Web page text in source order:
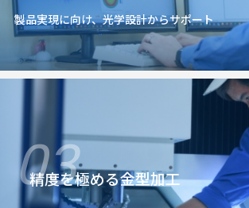
製品実現に向け、光学設計からサポート
03
精度を極める金型加工